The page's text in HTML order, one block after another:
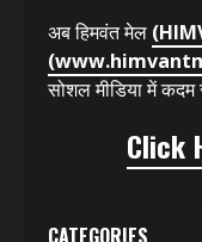
अब हिमवंत मेल
सोशल मीडिया में कदम
Click
CATEGORIES